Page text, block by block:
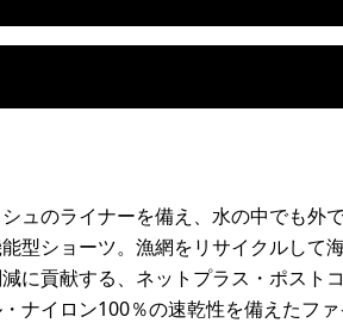
ュのライナーを備え、水の中でも外
型ショーツ。漁網をリサイクルして
に貢献する、ネットプラス・ポスト
ナイロン100％の速乾性を備えたフ